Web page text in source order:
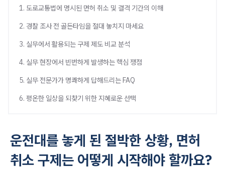
1. 도로교통법에 명시된 면허 취소 및 결격 기간의 이해
2. 경찰 조사 전 골든타임을 절대 놓치지 마세요
3. 실무에서 활용되는 구제 제도 비교 분석
4. 실무 현장에서 빈번하게 발생하는 핵심 쟁점
5. 실무 전문가가 명쾌하게 답해드리는 FAQ
6. 평온한 일상을 되찾기 위한 지혜로운 선택
운전대를 놓게 된 절박한 상황, 면허
취소 구제는 어떻게 시작해야 할까요?